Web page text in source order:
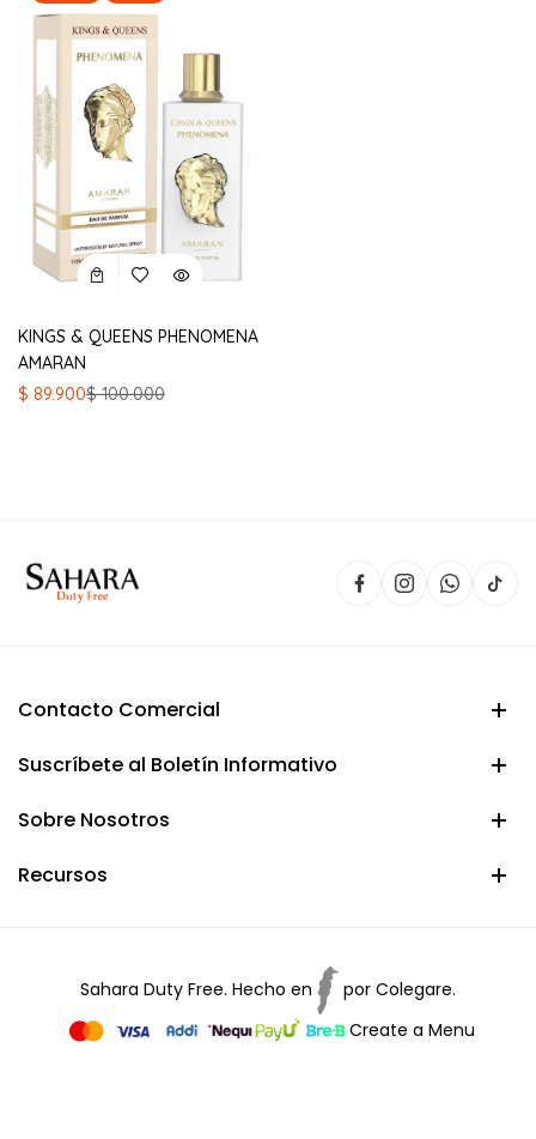
KINGS & QUEENS PHENOMENA
AMARAN
$100.000
El
$ 89.900
El
Contacto Comercial
Suscríbete al Boletín Informativo
Sobre Nosotros
Recursos
Sahara Duty Free. Hecho en por Colegare.
Create a Menu